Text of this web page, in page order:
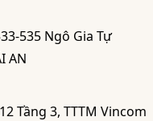
535 Ngô Gia Tự
AN
Tầng 3, TTTM Vincom